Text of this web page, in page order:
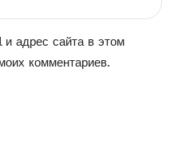
адрес сайта в этом
комментариев.